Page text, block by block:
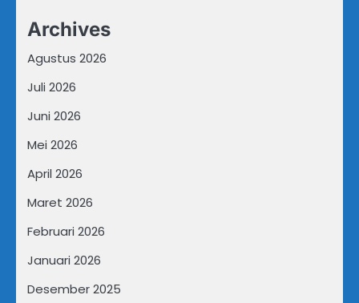
Archives
Agustus 2026
Juli 2026
Juni 2026
Mei 2026
April 2026
Maret 2026
Februari 2026
Januari 2026
Desember 2025